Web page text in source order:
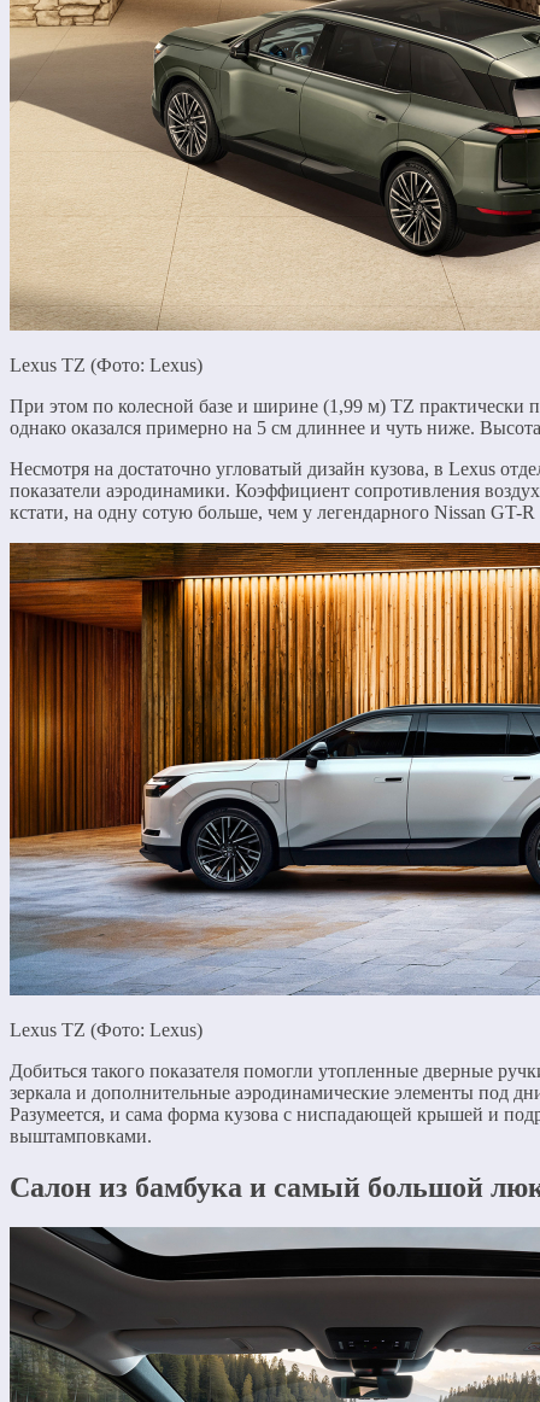
Lexus TZ (Фото: Lexus)
При этом по колесной базе и ширине (1,99 м) TZ практически
однако оказался примерно на 5 см длиннее и чуть ниже.
Несмотря на достаточно угловатый дизайн кузова, в Lexus
показатели аэродинамики. Коэффициент сопротивления
кстати, на одну сотую больше, чем у легендарного Nissan GT-
Lexus TZ (Фото: Lexus)
Добиться такого показателя помогли утопленные дверные
зеркала и дополнительные аэродинамические элементы под
Разумеется, и сама форма кузова с ниспадающей крышей и
выштамповками.
Салон из бамбука и самый большой